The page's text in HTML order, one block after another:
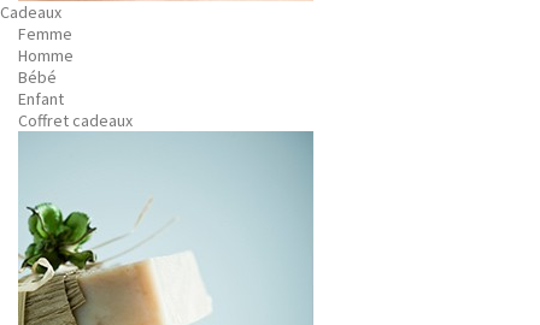
Cadeaux
Femme
Homme
Bébé
Enfant
Coffret cadeaux